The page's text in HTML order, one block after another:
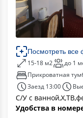
Посмотреть все
15-18 м2 до 1
Прикроватная
Заезд 13:00
С/У с
Удобства в